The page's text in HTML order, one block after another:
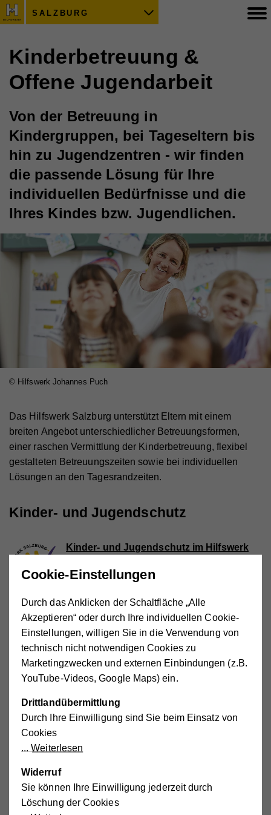
SALZBURG
Kinderbetreuung &
Offene Jugendarbeit
Von der Betreuung in
Kindergruppen, bei Tageseltern bis
hin zu Jugendzentren - wir finden
die passende Lösung für Ihre
individuellen Bedürfnisse und die
Ihres Kindes bzw. Jugendlichen.
© Hilfswerk Johannes Puch
Das Hilfswerk Salzburg unterstützt Eltern mit einem
breiten Angebot unterschiedlicher Betreuungsformen,
einer raschen Vermittlung der Kinderbetreuung, flexibel
gestalteten Betreuungszeiten sowie bei individuellen
Lösungen an den Tagesrandzeiten.
Kinder- und Jugendschutz
Kinder- und Jugendschutz im Hilfswerk
Das Wohl von Kindern und Jugendlichen und ihre
sichere, freie Entwicklung zu fördern, ist dem Hilfswerk
Kinderbetreuung
Action Days
Ferien Hits für coole Kids: Die Ferienaktion Action
lustige Abenteuer in den Ferien.
Die Tageseltern des Hilfswerks bieten eine liebevolle
Kindergruppen
Cookie-Einstellungen
Durch das Anklicken der Schaltfläche „Alle
Akzeptieren“ oder durch Ihre individuellen Cookie-
Einstellungen, willigen Sie in die Verwendung von
technisch nicht notwendigen Cookies zu
Marketingzwecken und externen Einbindungen (z.B.
YouTube-Videos, Google Maps) ein.
Drittlandübermittlung
Durch Ihre Einwilligung sind Sie beim Einsatz von
Cookies
Weiterlesen
Widerruf
Sie können Ihre Einwilligung jederzeit durch
Löschung der Cookies